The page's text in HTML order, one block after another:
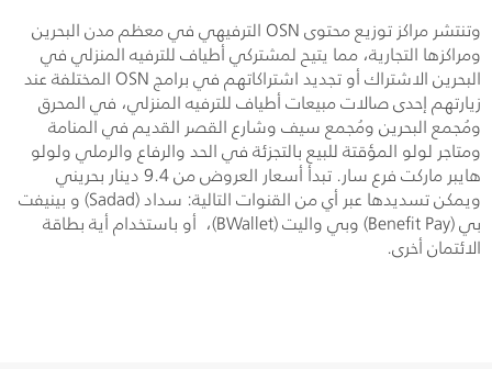
وتنتشر مراكز توزيع محتوىOSNالترفيهي في معظم مدن البحرين
ومراكزها التجارية، مما يتيح لمشتركي أطياف للترفيه المنزلي في
البحرين الاشتراك أو تجديد اشتراكاتهم في برامجOSNالمختلفة عند
زيارتهم إحدى صالات مبيعات أطياف للترفيه المنزلي، في المحرق
ومُجمع البحرين ومُجمع سيف وشارع القصر القديم في المنامة
ومتاجر لولو المؤقتة للبيع بالتجزئة في الحد والرفاع والرملي ولولو
هايبر ماركت فرع سار. تبدأ أسعار العروض من 9.4 دينار بحريني
ويمكن تسديدها عبر أي من القنوات التالية: سداد (Sadad) و بينيفت
بي (Benefit Pay) وبي واليت (BWallet)، أو باستخدام أية بطاقة
الائتمان أخرى.